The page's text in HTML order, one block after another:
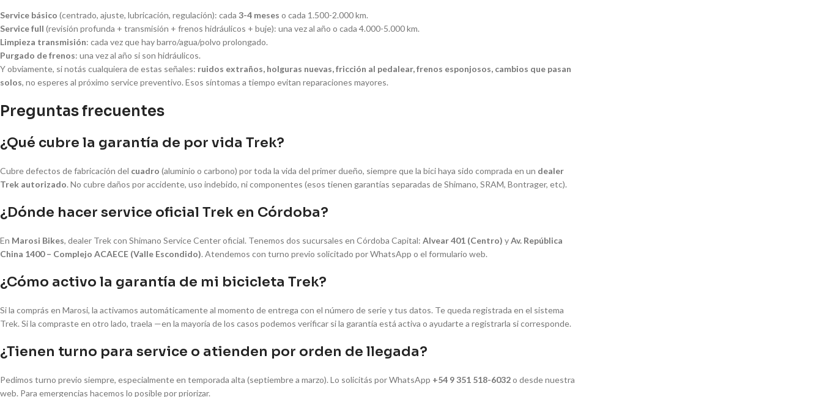
Service básico (centrado, ajuste, lubricación, regulación): cada 3-4 meses o cada 1.500-2.000 km.
Service full (revisión profunda + transmisión + frenos hidráulicos + buje): una vez al año o cada 4.000-5.000 km.
Limpieza transmisión: cada vez que hay barro/agua/polvo prolongado.
Purgado de frenos: una vez al año si son hidráulicos.
Y obviamente, si notás cualquiera de estas señales: ruidos extraños, holguras nuevas, fricción al pedalear, frenos esponjosos, cambios que pasan
solos, no esperes al próximo service preventivo. Esos síntomas a tiempo evitan reparaciones mayores.
Preguntas frecuentes
¿Qué cubre la garantía de por vida Trek?
Cubre defectos de fabricación del cuadro (aluminio o carbono) por toda la vida del primer dueño, siempre que la bici haya sido comprada en un dealer
Trek autorizado. No cubre daños por accidente, uso indebido, ni componentes (esos tienen garantías separadas de Shimano, SRAM, Bontrager, etc).
¿Dónde hacer service oficial Trek en Córdoba?
En Marosi Bikes, dealer Trek con Shimano Service Center oficial. Tenemos dos sucursales en Córdoba Capital: Alvear 401 (Centro) yAv. República
China 1400 – Complejo ACAECE (Valle Escondido). Atendemos con turno previo solicitado por WhatsApp o el formulario web.
¿Cómo activo la garantía de mi bicicleta Trek?
Si la comprás en Marosi, la activamos automáticamente al momento de entrega con el número de serie y tus datos. Te queda registrada en el sistema
Trek. Si la compraste en otro lado, traela —en la mayoría de los casos podemos verificar si la garantía está activa o ayudarte a registrarla si corresponde.
¿Tienen turno para service o atienden por orden de llegada?
Pedimos turno previo siempre, especialmente en temporada alta (septiembre a marzo). Lo solicitás por WhatsApp +54 9 351 518-6032o desde nuestra
web. Para emergencias hacemos lo posible por priorizar.